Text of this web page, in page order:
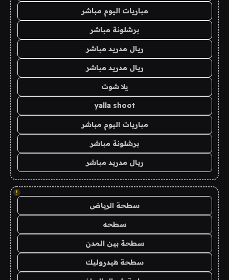
مباريات اليوم مباشر
برشلونة مباشر
ريال مدريد مباشر
ريال مدريد مباشر
يلا شوت
yalla shoot
مباريات اليوم مباشر
برشلونة مباشر
ريال مدريد مباشر
!
سطحة الرياض
سطحه
سطحة بين المدن
سطحة هيدروليك